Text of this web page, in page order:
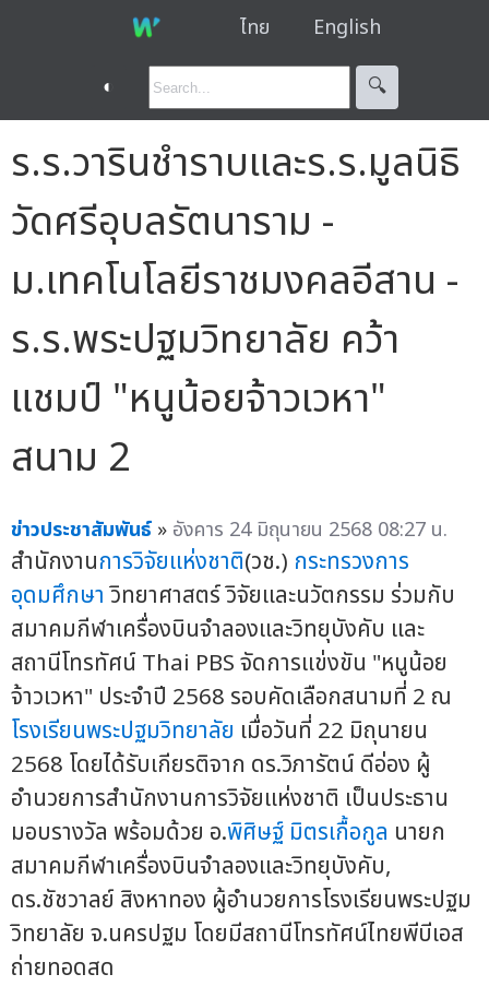
ไทย English
◐ 🔍︎
ร.ร.วารินชำราบและร.ร.มูลนิธิ
วัดศรีอุบลรัตนาราม -
ม.เทคโนโลยีราชมงคลอีสาน -
ร.ร.พระปฐมวิทยาลัย คว้า
แชมป์ "หนูน้อยจ้าวเวหา"
สนาม 2
ข่าวประชาสัมพันธ์ » อังคาร 24 มิถุนายน 2568 08:27 น.
สำนักงานการวิจัยแห่งชาติ(วช.) กระทรวงการ
อุดมศึกษาวิทยาศาสตร์ วิจัยและนวัตกรรม ร่วมกับ
สมาคมกีฬาเครื่องบินจำลองและวิทยุบังคับ และ
สถานีโทรทัศน์ Thai PBS จัดการแข่งขัน "หนูน้อย
จ้าวเวหา" ประจำปี 2568 รอบคัดเลือกสนามที่ 2 ณ
โรงเรียนพระปฐมวิทยาลัย เมื่อวันที่ 22 มิถุนายน
2568 โดยได้รับเกียรติจาก ดร.วิภารัตน์ ดีอ่อง ผู้
อำนวยการสำนักงานการวิจัยแห่งชาติ เป็นประธาน
มอบรางวัล พร้อมด้วย อ.พิศิษฐ์ มิตรเกื้อกูล นายก
สมาคมกีฬาเครื่องบินจำลองและวิทยุบังคับ,
ดร.ชัชวาลย์ สิงหาทอง ผู้อำนวยการโรงเรียนพระปฐม
วิทยาลัย จ.นครปฐม โดยมีสถานีโทรทัศน์ไทยพีบีเอส
ถ่ายทอดสด